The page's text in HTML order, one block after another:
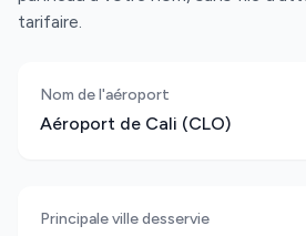
tarifaire.
Nom de l'aéroport
Aéroport de Cali (CLO)
Principale ville desservie